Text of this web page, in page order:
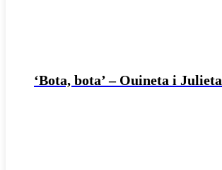
‘Bota, bota’ – Ouineta i Julieta